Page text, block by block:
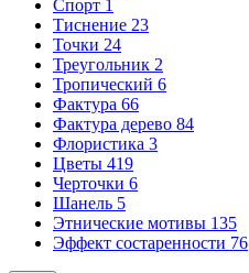
Спорт 1
Тиснение 23
Точки 24
Треугольник 2
Тропический 6
Фактура 66
Фактура дерево 84
Флористика 3
Цветы 419
Черточки 6
Шанель 5
Этнические мотивы 135
Эффект состаренности 76